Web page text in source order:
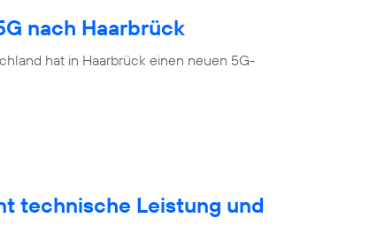
nach Haarbrück
hat in Haarbrück einen neuen 5G-
technische Leistung und